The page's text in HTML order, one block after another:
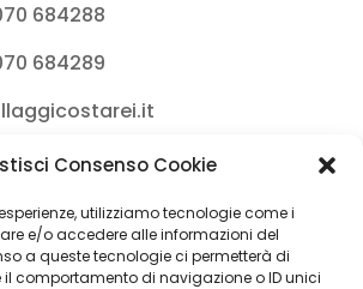
Consenso Cookie
utilizziamo tecnologie come i
e/o accedere alle informazioni del
a queste tecnologie ci permetterà di
comportamento di navigazione o ID unici
684288
684289
Collection – PICK Srl / P.IVA 02542010927 |
Tutti i diritti riservati.